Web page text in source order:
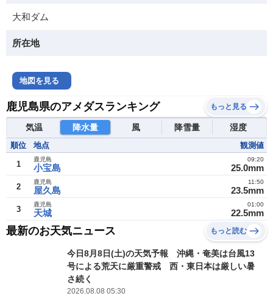
大和ダム
所在地
地図を見る
鹿児島県のアメダスランキング もっと見る
気温 降水量 風 降雪量 湿度
順位 地点 観測値
1 小宝島
鹿児島
25.0mm
09:20
2 屋久島
鹿児島
23.5mm
11:50
3 天城
鹿児島
22.5mm
01:00
最新のお天気ニュース もっと読む
今日8月8日(土)の天気予報 沖縄・奄美は台風13
号による荒天に厳重警戒 西・東日本は厳しい暑
さ続く
2026.08.08 05:30